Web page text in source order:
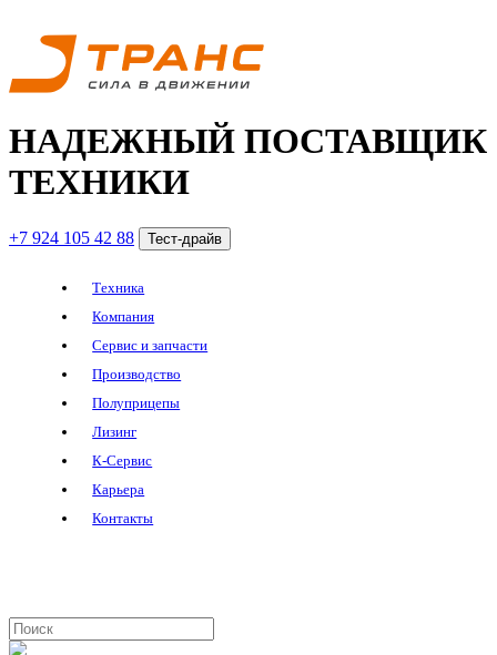
НАДЕЖНЫЙ ПОСТАВЩИК
ТЕХНИКИ
+7 924 105 42 88 Тест-драйв
Техника
Компания
Сервис и запчасти
Производство
Полуприцепы
Лизинг
К-Сервис
Карьера
Контакты